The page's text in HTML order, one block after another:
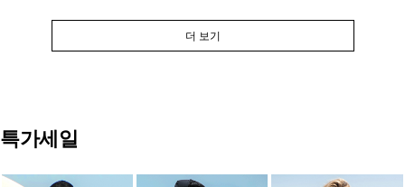
더 보기
특가세일